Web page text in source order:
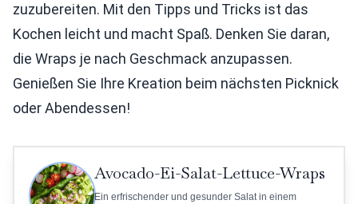
zuzubereiten. Mit den Tipps und Tricks ist das
Kochen leicht und macht Spaß. Denken Sie daran,
die Wraps je nach Geschmack anzupassen.
Genießen Sie Ihre Kreation beim nächsten Picknick
oder Abendessen!
Avocado-Ei-Salat-Lettuce-Wraps
Ein erfrischender und gesunder Salat in einem